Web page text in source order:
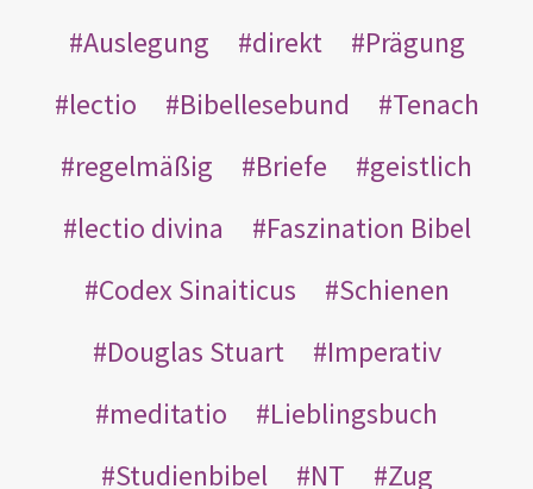
Auslegung
direkt
Prägung
lectio
Bibellesebund
Tenach
regelmäßig
Briefe
geistlich
lectio divina
Faszination Bibel
Codex Sinaiticus
Schienen
Douglas Stuart
Imperativ
meditatio
Lieblingsbuch
Studienbibel
NT
Zug